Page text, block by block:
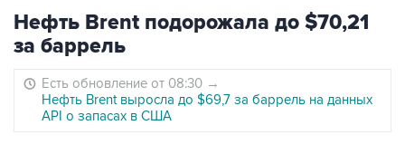
Нефть Brent подорожала до $70,21
за баррель
Есть обновление от 08:30 →
Нефть Brent выросла до $69,7 за баррель на данных
API о запасах в США